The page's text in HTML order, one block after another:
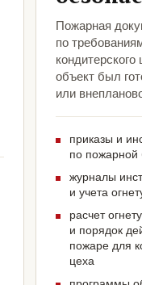
Пожарная
по
объект был
или
приказы и
по пожарной
журналы
и учета
расчет
и порядок
пожаре для
цеха